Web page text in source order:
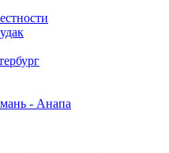
- Анапа